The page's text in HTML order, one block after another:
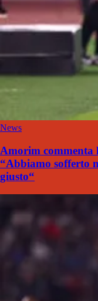
News
Amorim commenta
“Abbiamo sofferto
giusto“